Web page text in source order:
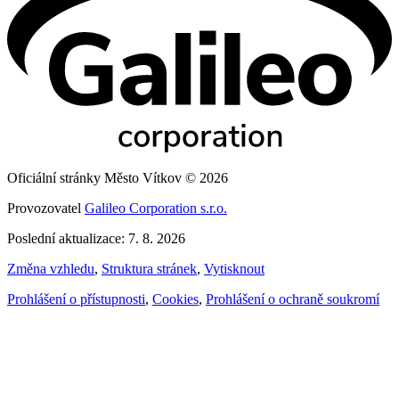
Oficiální stránky Město Vítkov © 2026
Provozovatel Galileo Corporation s.r.o.
Poslední aktualizace: 7. 8. 2026
Změna vzhledu, Struktura stránek, Vytisknout
Prohlášení o přístupnosti, Cookies, Prohlášení o ochraně soukromí